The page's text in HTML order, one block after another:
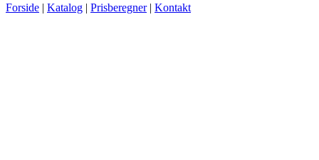
Forside | Katalog | Prisberegner| Kontakt